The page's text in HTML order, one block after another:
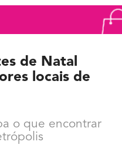
de Natal
locais de
o que encontrar